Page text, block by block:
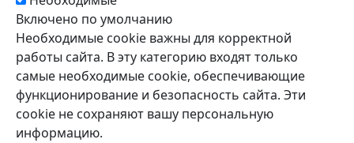
Включено по умолчанию
Необходимые cookie важны для корректной
работы сайта. В эту категорию входят только
самые необходимые cookie, обеспечивающие
функционирование и безопасность сайта. Эти
cookie не сохраняют вашу персональную
информацию.